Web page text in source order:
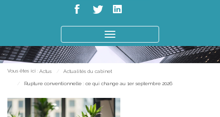
le
menu
Vous êtes ici : Actus Actualités du cabinet
Rupture conventionnelle : ce qui change au 1er septembre 2026